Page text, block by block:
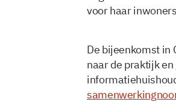
voor haar
De bijeenkomst in
naar de praktijk